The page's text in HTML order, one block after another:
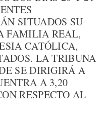
SITUADOS SU
FAMILIA REAL,
CATÓLICA,
LA TRIBUNA
SE DIRIGIRÁ A
A 3,20
RESPECTO AL